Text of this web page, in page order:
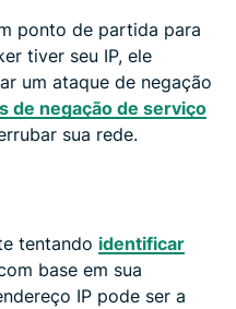
ponto de partida para
tiver seu IP, ele
um ataque de negação
de negação de serviço
sua rede.
tentando identificar
base em sua
IP pode ser a